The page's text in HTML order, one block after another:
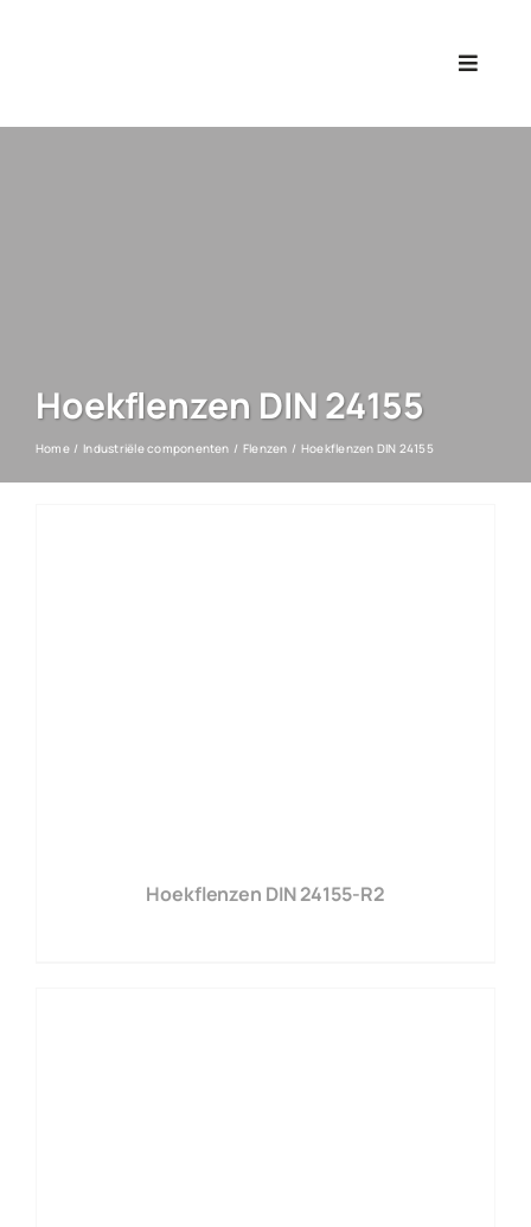
Toggle
Hoekflenzen DIN 24155
Home Industriële componenten Flenzen Hoekflenzen DIN 24155
Hoekflenzen DIN 24155-R2